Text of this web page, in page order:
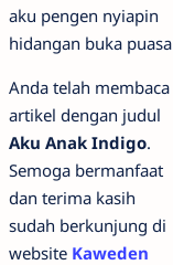
aku pengen nyiapin
hidangan buka puasa
Anda telah membaca
artikel dengan judul
Aku Anak Indigo.
Semoga bermanfaat
dan terima kasih
sudah berkunjung di
website Kaweden